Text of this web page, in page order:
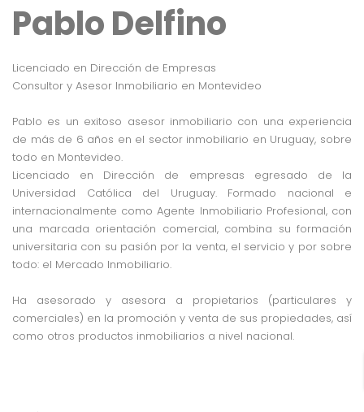
Pablo Delfino
Licenciado en Dirección de Empresas
Consultor y Asesor Inmobiliario en Montevideo
Pablo es un exitoso asesor inmobiliario con una experiencia
de más de 6 años en el sector inmobiliario en Uruguay, sobre
todo en Montevideo.
Licenciado en Dirección de empresas egresado de la
Universidad Católica del Uruguay. Formado nacional e
internacionalmente como Agente Inmobiliario Profesional, con
una marcada orientación comercial, combina su formación
universitaria con su pasión por la venta, el servicio y por sobre
todo: el Mercado Inmobiliario.
Ha asesorado y asesora a propietarios (particulares y
comerciales) en la promoción y venta de sus propiedades, así
como otros productos inmobiliarios a nivel nacional.